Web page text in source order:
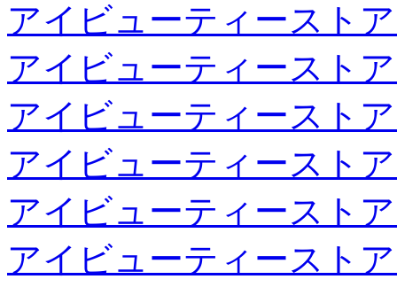
アイビューティースト
アイビューティースト
アイビューティースト
アイビューティースト
アイビューティースト
アイビューティースト